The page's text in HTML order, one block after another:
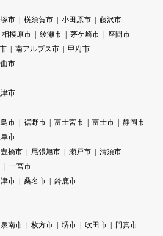
市 横須賀市 小田原市
藤沢市
相模原市 綾瀬市 茅ケ崎市
座間市
南アルプス市
甲府市
市
市
市 裾野市 富士宮市 富士市
静岡市
市
豊橋市 尾張旭市 瀬戸市
清須市
一宮市
津市 桑名市
鈴鹿市
泉南市 枚方市 堺市 吹田市
門真市